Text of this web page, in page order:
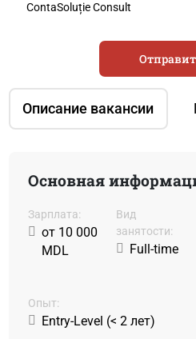
ContaSoluție Consult
Описание вакансии
Основная
Зарплата:
от 10 000
MDL
Вид
занятости:
Full-time
Oпыт:
Entry-Level (< 2 лет)